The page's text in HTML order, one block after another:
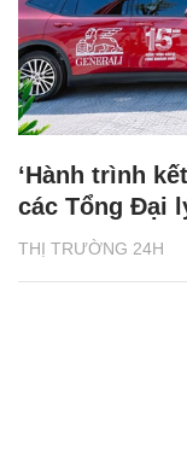
THỊ TRƯỜNG 24H
‘Hành trình
các Tổng Đại